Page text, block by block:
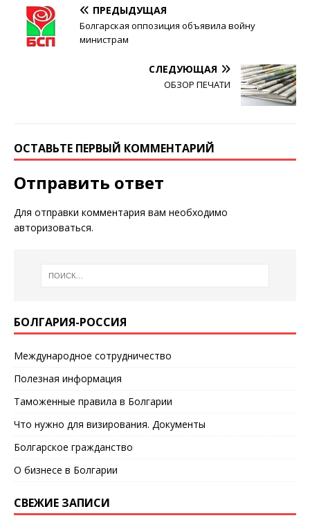
ПРЕДЫДУЩАЯ
Болгарская оппозиция объявила войну
министрам
СЛЕДУЮЩАЯ
ОБЗОР ПЕЧАТИ
ОСТАВЬТЕ ПЕРВЫЙ КОММЕНТАРИЙ
Отправить ответ
Для отправки комментария вам необходимо
авторизоваться.
БОЛГАРИЯ-РОССИЯ
Международное сотрудничество
Полезная информация
Таможенные правила в Болгарии
Что нужно для визирования. Документы
Болгарское гражданство
О бизнесе в Болгарии
СВЕЖИЕ ЗАПИСИ